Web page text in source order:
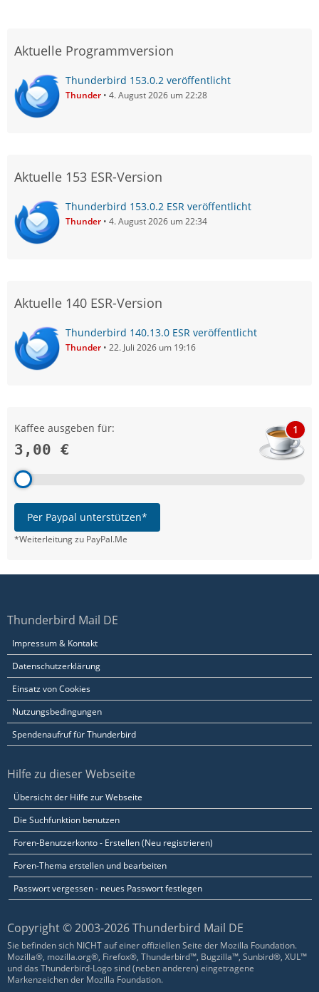
Aktuelle Programmversion
Thunderbird 153.0.2 veröffentlicht
Thunder 4. August 2026 um 22:28
Aktuelle 153 ESR-Version
Thunderbird 153.0.2 ESR veröffentlicht
Thunder 4. August 2026 um 22:34
Aktuelle 140 ESR-Version
Thunderbird 140.13.0 ESR veröffentlicht
Thunder 22. Juli 2026 um 19:16
Kaffee ausgeben für:
3,00 €
1
Per Paypal unterstützen*
*Weiterleitung zu PayPal.Me
Thunderbird Mail DE
Impressum & Kontakt
Datenschutzerklärung
Einsatz von Cookies
Nutzungsbedingungen
Spendenaufruf für Thunderbird
Hilfe zu dieser Webseite
Übersicht der Hilfe zur Webseite
Die Suchfunktion benutzen
Foren-Benutzerkonto - Erstellen (Neu registrieren)
Foren-Thema erstellen und bearbeiten
Passwort vergessen - neues Passwort festlegen
Copyright © 2003-2026 Thunderbird Mail DE
Sie befinden sich NICHT auf einer offiziellen Seite der Mozilla Foundation.
Mozilla®, mozilla.org®, Firefox®, Thunderbird™, Bugzilla™, Sunbird®, XUL™
und das Thunderbird-Logo sind (neben anderen) eingetragene
Markenzeichen der Mozilla Foundation.